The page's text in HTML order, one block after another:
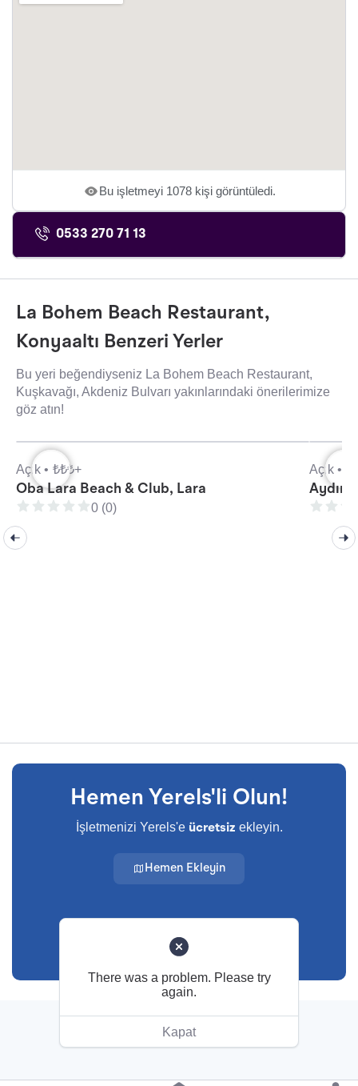
Bu işletmeyi 1078 kişi görüntüledi.
0533 270 71 13
La Bohem Beach Restaurant,
Konyaaltı Benzeri Yerler
Bu yeri beğendiyseniz La Bohem Beach Restaurant,
Kuşkavağı, Akdeniz Bulvarı yakınlarındaki önerilerimize
göz atın!
Açık • ₺₺₺+
Oba Lara Beach & Club, Lara
0 (0)
Açık •
Aydın
Hemen Yerels'li Olun!
İşletmenizi Yerels'e ücretsiz ekleyin.
Hemen Ekleyin
Başa Dön
© Tüm hakları saklıdır.
There was a problem. Please try
again.
Kapat